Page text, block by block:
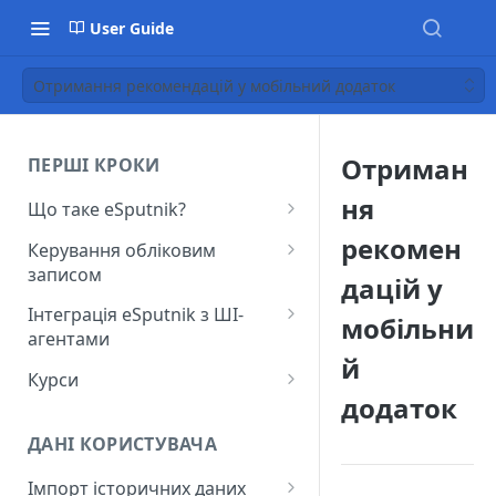
User Guide
Отримання рекомендацій у мобільний додаток
ПЕРШІ КРОКИ
Що таке eSputnik?
Початок роботи з eSputnik
Огляд основних розділів
eSputnik
Розумні кампанії з eSputnik:
практичний гід по ШІ
старт
Поширені питання:
Керування обліковим
записом
Створення акаунту
Підключення МФА
Керування користувачами
Інтеграція eSputnik з ШІ-
агентами
Налаштування плагіна Yespo
для Claude Code та Claude
Налаштування плагіна Yespo
для OpenAI Codex
Курси
ДАНІ КОРИСТУВАЧА
Імпорт історичних даних
Отриман
ня
рекомен
дацій у
мобільни
й
додаток